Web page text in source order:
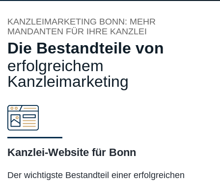
KANZLEIMARKETING BONN: MEHR
MANDANTEN FÜR IHRE KANZLEI
Die Bestandteile von
erfolgreichem
Kanzleimarketing
Kanzlei-Website für Bonn
Der wichtigste Bestandteil einer erfolgreichen